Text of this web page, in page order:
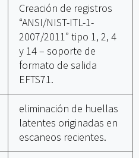
Creación de registros
“ANSI/NIST-ITL-1-
2007/2011” tipo 1, 2, 4
y 14 – soporte de
formato de salida
EFTS71.
eliminación de huellas
latentes originadas en
escaneos recientes.